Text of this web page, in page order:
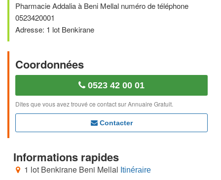
Pharmacie Addalia à Beni Mellal numéro de téléphone
0523420001
Adresse: 1 lot Benkirane
Coordonnées
0523 42 00 01
Dites que vous avez trouvé ce contact sur Annuaire Gratuit.
Contacter
Informations rapides
1 lot Benkirane Beni Mellal Itinéraire